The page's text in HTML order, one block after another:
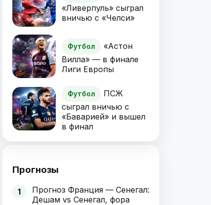
«Ливерпуль» сыграл
вничью с «Челси»
Футбол
«Астон
Вилла» — в финале
Лиги Европы
Футбол
ПСЖ
сыграл вничью с
«Баварией» и вышел
в финал
Прогнозы
1
Прогноз Франция — Сенегал:
Дешам vs Сенегал, фора